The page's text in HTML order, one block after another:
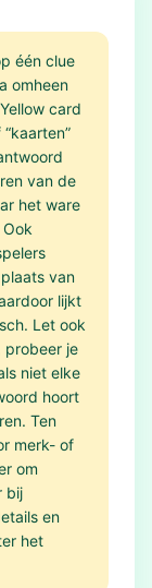
één clue
omheen
card
van de
het ware
van
lijkt
Let ook
probeer je
niet elke
hoort
Ten
merk- of
om
bij
en
het